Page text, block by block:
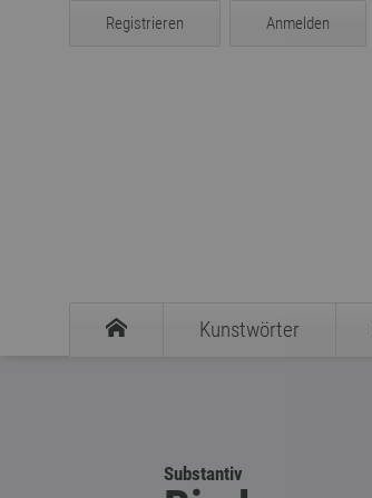
Registrieren Anmelden
Kunstwörter
Substantiv